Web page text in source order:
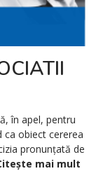
în apel, pentru
ca obiect cererea
pronunțată de
mai mult